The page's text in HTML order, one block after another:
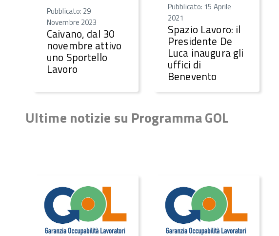
Pubblicato: 29
Novembre 2023
Caivano, dal 30
novembre attivo
uno Sportello
Lavoro
Pubblicato: 15 Aprile
2021
Spazio Lavoro: il
Presidente De
Luca inaugura gli
uffici di
Benevento
Ultime notizie su Programma GOL